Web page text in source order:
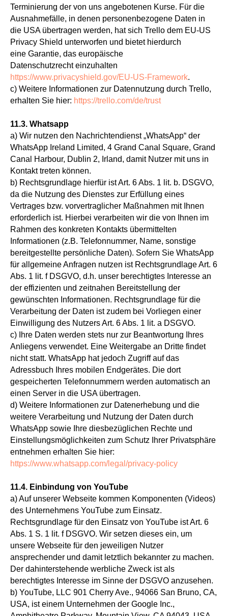
Terminierung der von uns angebotenen Kurse. Für die
Ausnahmefälle, in denen personenbezogene Daten in
die USA übertragen werden, hat sich Trello dem EU-US
Privacy Shield unterworfen und bietet hierdurch
eine Garantie, das europäische
Datenschutzrecht einzuhalten
https://www.privacyshield.gov/EU-US-Framework.
c) Weitere Informationen zur Datennutzung durch Trello,
erhalten Sie hier: https://trello.com/de/trust
11.3. Whatsapp
a) Wir nutzen den Nachrichtendienst „WhatsApp“ der
WhatsApp Ireland Limited, 4 Grand Canal Square, Grand
Canal Harbour, Dublin 2, Irland, damit Nutzer mit uns in
Kontakt treten können.
b) Rechtsgrundlage hierfür ist Art. 6 Abs. 1 lit. b. DSGVO,
da die Nutzung des Dienstes zur Erfüllung eines
Vertrages bzw. vorvertraglicher Maßnahmen mit Ihnen
erforderlich ist. Hierbei verarbeiten wir die von Ihnen im
Rahmen des konkreten Kontakts übermittelten
Informationen (z.B. Telefonnummer, Name, sonstige
bereitgestellte persönliche Daten). Sofern Sie WhatsApp
für allgemeine Anfragen nutzen ist Rechtsgrundlage Art. 6
Abs. 1 lit. f DSGVO, d.h. unser berechtigtes Interesse an
der effizienten und zeitnahen Bereitstellung der
gewünschten Informationen. Rechtsgrundlage für die
Verarbeitung der Daten ist zudem bei Vorliegen einer
Einwilligung des Nutzers Art. 6 Abs. 1 lit. a DSGVO.
c) Ihre Daten werden stets nur zur Beantwortung Ihres
Anliegens verwendet. Eine Weitergabe an Dritte findet
nicht statt. WhatsApp hat jedoch Zugriff auf das
Adressbuch Ihres mobilen Endgerätes. Die dort
gespeicherten Telefonnummern werden automatisch an
einen Server in die USA übertragen.
d) Weitere Informationen zur Datenerhebung und die
weitere Verarbeitung und Nutzung der Daten durch
WhatsApp sowie Ihre diesbezüglichen Rechte und
Einstellungsmöglichkeiten zum Schutz Ihrer Privatsphäre
entnehmen erhalten Sie hier:
https://www.whatsapp.com/legal/privacy-policy
11.4. Einbindung von YouTube
a) Auf unserer Webseite kommen Komponenten (Videos)
des Unternehmens YouTube zum Einsatz.
Rechtsgrundlage für den Einsatz von YouTube ist Art. 6
Abs. 1 S. 1 lit. f DSGVO. Wir setzen dieses ein, um
unsere Webseite für den jeweiligen Nutzer
ansprechender und damit letztlich bekannter zu machen.
Der dahinterstehende werbliche Zweck ist als
berechtigtes Interesse im Sinne der DSGVO anzusehen.
b) YouTube, LLC 901 Cherry Ave., 94066 San Bruno, CA,
USA, ist einem Unternehmen der Google Inc.,